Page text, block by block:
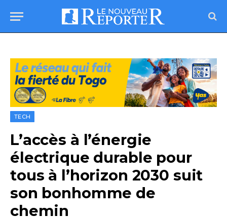
TECH
L’accès à l’énergie
électrique durable pour
tous à l’horizon 2030 suit
son bonhomme de
chemin